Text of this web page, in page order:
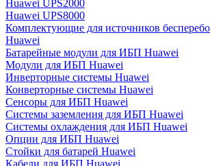
Huawei UPS2000
Huawei UPS8000
Комплектующие для источников
Huawei
Батарейные модули для ИБП Huawei
Модули для ИБП Huawei
Инверторные системы Huawei
Конверторные системы Huawei
Сенсоры для ИБП Huawei
Системы заземления для ИБП Huawei
Системы охлаждения для ИБП Huawei
Опции для ИБП Huawei
Стойки для батарей Huawei
Кабели для ИБП Huawei